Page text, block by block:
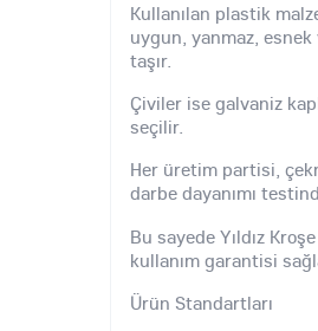
Kullanılan plastik
uygun, yanmaz, esnek
taşır.
Çiviler ise galvaniz
seçilir.
Her üretim partisi,
darbe dayanımı
Bu sayede Yıldız
kullanım garantisi
Ürün Standartları